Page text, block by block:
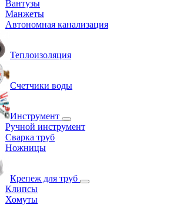
Вантузы
Манжеты
Автономная канализация
Теплоизоляция
Счетчики воды
Инструмент
Ручной инструмент
Сварка труб
Ножницы
Крепеж для труб
Клипсы
Хомуты